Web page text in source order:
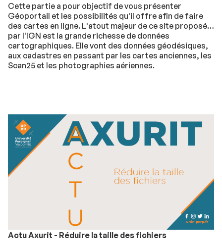
Cette partie a pour objectif de vous présenter
Géoportail et les possibilités qu'il offre afin de faire
des cartes en ligne. L'atout majeur de ce site proposé
par l'IGN est la grande richesse de données
cartographiques. Elle vont des données géodésiques,
aux cadastres en passant par les cartes anciennes, les
Scan25 et les photographies aériennes.
Actu Axurit - Réduire la taille des fichiers